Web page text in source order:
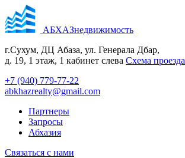
АБХАЗнедвижимость
г.Сухум, ДЦ Абаза, ул. Генерала Дбар,
д. 19, 1 этаж, 1 кабинет слева Cхема проезда
+7 (940) 779-77-22
abkhazrealty@gmail.com
Партнеры
Запросы
Абхазия
Связаться с нами